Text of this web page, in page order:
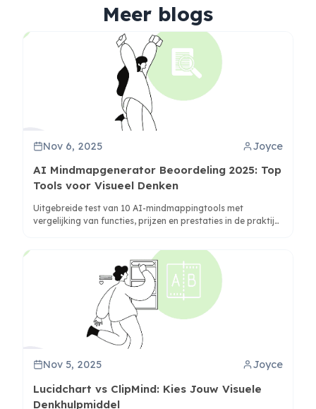
Meer blogs
Nov 6, 2025 Joyce
AI Mindmapgenerator Beoordeling 2025: Top
Tools voor Visueel Denken
Uitgebreide test van 10 AI-mindmappingtools met
vergelijking van functies, prijzen en prestaties in de praktijk
Nov 5, 2025 Joyce
Lucidchart vs ClipMind: Kies Jouw Visuele
Denkhulpmiddel